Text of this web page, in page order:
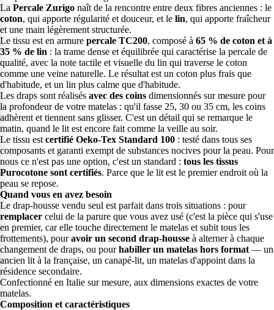
La Percale Zurigo naît de la rencontre entre deux fibres anciennes : le
coton, qui apporte régularité et douceur, et le lin, qui apporte fraîcheur
et une main légèrement structurée.
Le tissu est en armure percale TC200, composé à 65 % de coton et à
35 % de lin : la trame dense et équilibrée qui caractérise la percale de
qualité, avec la note tactile et visuelle du lin qui traverse le coton
comme une veine naturelle. Le résultat est un coton plus frais que
d'habitude, et un lin plus calme que d'habitude.
Les draps sont réalisés avec des coins dimensionnés sur mesure pour
la profondeur de votre matelas : qu'il fasse 25, 30 ou 35 cm, les coins
adhèrent et tiennent sans glisser. C'est un détail qui se remarque le
matin, quand le lit est encore fait comme la veille au soir.
Le tissu est certifié Oeko-Tex Standard 100 : testé dans tous ses
composants et garanti exempt de substances nocives pour la peau. Pour
nous ce n'est pas une option, c'est un standard : tous les tissus
Purocotone sont certifiés. Parce que le lit est le premier endroit où la
peau se repose.
Quand vous en avez besoin
Le drap-housse vendu seul est parfait dans trois situations : pour
remplacer celui de la parure que vous avez usé (c'est la pièce qui s'use
en premier, car elle touche directement le matelas et subit tous les
frottements), pouravoir un second drap-housse à alterner à chaque
changement de draps, ou pourhabiller un matelas hors format — un
ancien lit à la française, un canapé-lit, un matelas d'appoint dans la
résidence secondaire.
Confectionné en Italie sur mesure, aux dimensions exactes de votre
matelas.
Composition et caractéristiques